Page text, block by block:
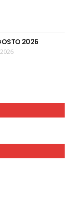
2026